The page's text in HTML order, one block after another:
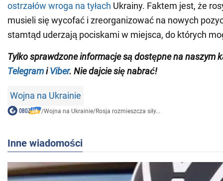
ostrzałów wroga na tyłach Ukrainy. Faktem jest, że
musieli się wycofać i zreorganizować na nowych
stamtąd uderzają pociskami w miejsca, do których
Tylko sprawdzone informacje są dostępne na naszym
TelegramiViber. Nie dajcie się nabrać!
Wojna na Ukrainie
/Wojna na Ukrainie/Rosja rozmieszcza siły...
Inne wiadomości